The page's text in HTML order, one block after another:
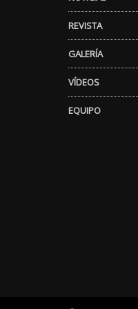
REVISTA
GALERÍA
VÍDEOS
EQUIPO